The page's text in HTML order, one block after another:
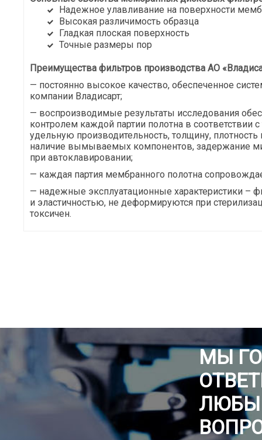
Надежное улавливание на поверхности
Высокая различимость образца
Гладкая плоская поверхность
Точные размеры пор
Преимущества фильтров производства АО
— постоянно высокое качество, обеспеченное
компании Владисарт;
— воспроизводимые результаты исследования
контролем каждой партии полотна в соответствии
удельную производительность, толщину,
наличие вымываемых компонентов, задержание
при автоклавировании;
— каждая партия мембранного полотна
— надежные эксплуатационные характеристики –
и эластичностью, не деформируются при
токсичен.
МЫ